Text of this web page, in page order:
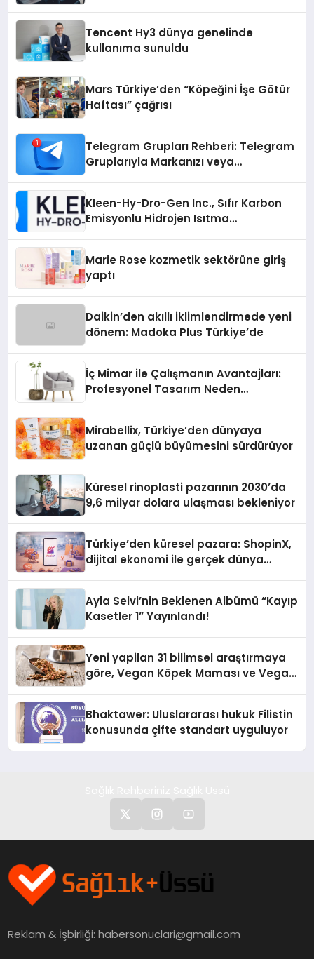
Tencent Hy3 dünya genelinde
kullanıma sunuldu
Mars Türkiye’den “Köpeğini İşe Götür
Haftası” çağrısı
Telegram Grupları Rehberi: Telegram
Gruplarıyla Markanızı veya
Kleen-Hy-Dro-Gen Inc., Sıfır Karbon
Emisyonlu Hidrojen Isıtma
Marie Rose kozmetik sektörüne giriş
yaptı
Daikin’den akıllı iklimlendirmede yeni
dönem: Madoka Plus Türkiye’de
İç Mimar ile Çalışmanın Avantajları:
Profesyonel Tasarım Neden
Mirabellix, Türkiye’den dünyaya
uzanan güçlü büyümesini sürdürüyor
Küresel rinoplasti pazarının 2030’da
9,6 milyar dolara ulaşması bekleniyor
Türkiye’den küresel pazara: ShopinX,
dijital ekonomi ile gerçek dünya
Ayla Selvi’nin Beklenen Albümü “Kayıp
Kasetler 1” Yayınlandı!
Yeni yapilan 31 bilimsel araştırmaya
göre, Vegan Köpek Maması ve Vegan
Bhaktawer: Uluslararası hukuk Filistin
konusunda çifte standart uyguluyor
Reklam & İşbirliği:habersonuclari@gmail.com